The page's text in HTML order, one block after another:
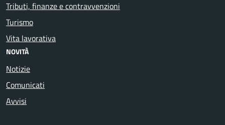
Tributi, finanze e contravvenzioni
Turismo
Vita lavorativa
NOVITÀ
Notizie
Comunicati
Avvisi